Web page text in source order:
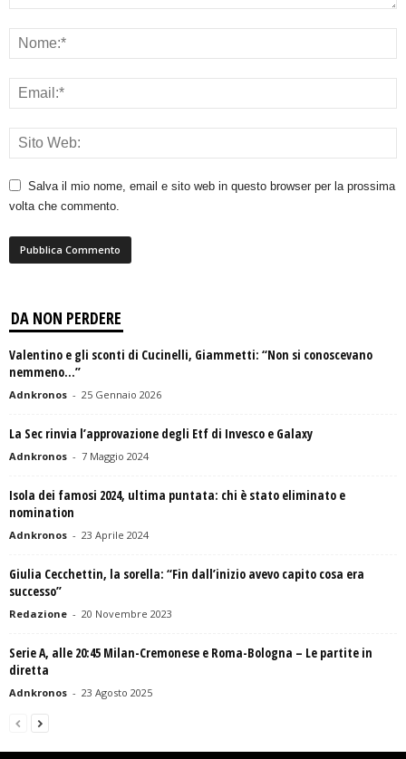
Salva il mio nome, email e sito web in questo browser per la prossima
volta che commento.
DA NON PERDERE
Valentino e gli sconti di Cucinelli, Giammetti: “Non si conoscevano
nemmeno…”
Adnkronos - 25 Gennaio 2026
La Sec rinvia l’approvazione degli Etf di Invesco e Galaxy
Adnkronos - 7 Maggio 2024
Isola dei famosi 2024, ultima puntata: chi è stato eliminato e
nomination
Adnkronos - 23 Aprile 2024
Giulia Cecchettin, la sorella: “Fin dall’inizio avevo capito cosa era
successo”
Redazione - 20 Novembre 2023
Serie A, alle 20:45 Milan-Cremonese e Roma-Bologna – Le partite in
diretta
Adnkronos - 23 Agosto 2025